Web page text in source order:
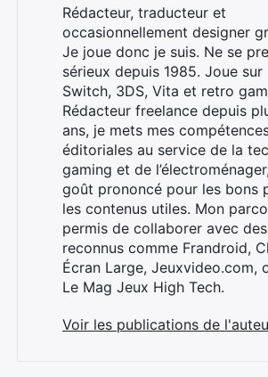
Rédacteur, traducteur et
occasionnellement designer
Je joue donc je suis. Ne se
sérieux depuis 1985. Joue sur
Switch, 3DS, Vita et retro
Rédacteur freelance depuis
ans, je mets mes
éditoriales au service de la
gaming et de
goût prononcé pour les bons
les contenus utiles. Mon
permis de collaborer avec
reconnus comme Frandroid,
Écran Large, Jeuxvideo.com,
Le Mag Jeux High Tech.
Voir les publications de
Rechercher